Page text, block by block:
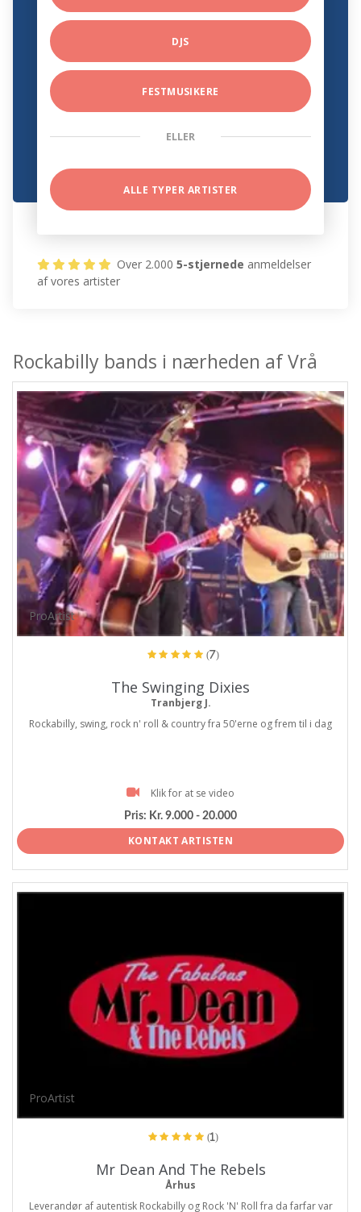
DJS
FESTMUSIKERE
ELLER
ALLE TYPER ARTISTER
Over 2.0005-stjernede anmeldelser
af vores artister
Rockabilly bands i nærheden af Vrå
ProArtist
(7)
The Swinging Dixies
Tranbjerg J.
Rockabilly, swing, rock n' roll & country fra 50'erne og frem til i dag
Klik for at se video
Pris: Kr. 9.000 - 20.000
KONTAKT ARTISTEN
ProArtist
(1)
Mr Dean And The Rebels
Århus
Leverandør af autentisk Rockabilly og Rock 'N' Roll fra da farfar var